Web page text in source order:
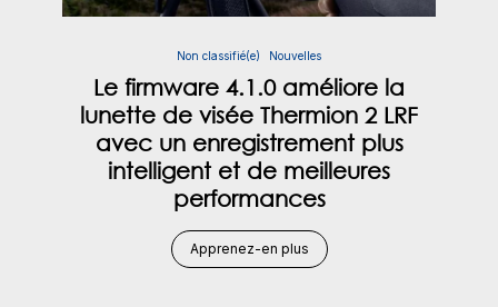
Non classifié(e) Nouvelles
Le firmware 4.1.0 améliore la
lunette de visée Thermion 2 LRF
avec un enregistrement plus
intelligent et de meilleures
performances
Apprenez-en plus